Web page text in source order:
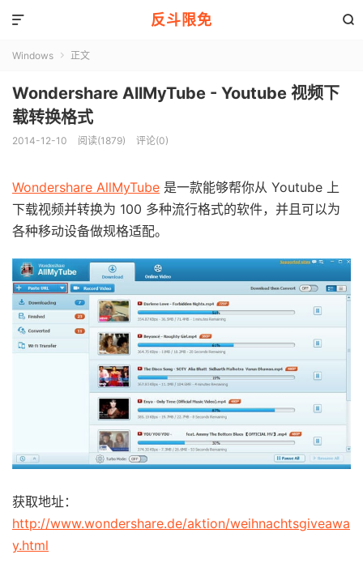
反斗限免 

Windows  正文
Wondershare AllMyTube - Youtube 视频下
载转换格式
2014-12-10 阅读(1879) 评论(0)
Wondershare AllMyTube 是一款能够帮你从 Youtube 上
下载视频并转换为 100 多种流行格式的软件，并且可以为
各种移动设备做规格适配。
获取地址：
http://www.wondershare.de/aktion/weihnachtsgiveawa
y.html